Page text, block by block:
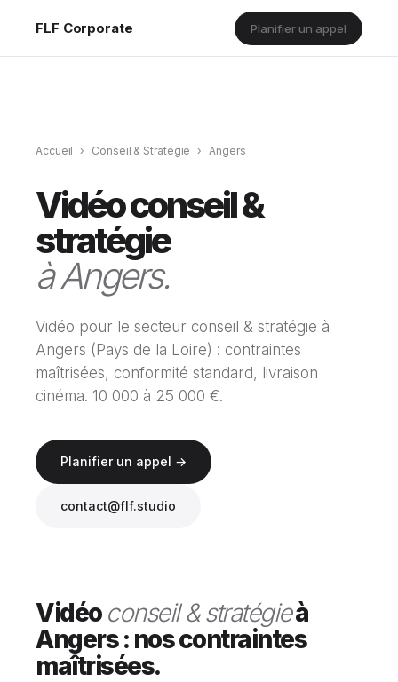
FLF Corporate Planifier un appel
Accueil › Conseil & Stratégie › Angers
Vidéo conseil &
stratégie
à Angers.
Vidéo pour le secteur conseil & stratégie à
Angers (Pays de la Loire) : contraintes
maîtrisées, conformité standard, livraison
cinéma. 10 000 à 25 000 €.
Planifier un appel →
contact@flf.studio
Vidéo conseil & stratégieà
Angers : nos contraintes
maîtrisées.